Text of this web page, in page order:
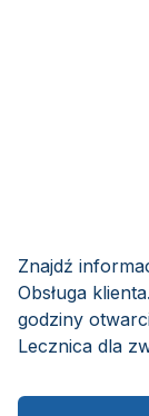
Znajdź
Obsługa
godziny
Lecznica dla